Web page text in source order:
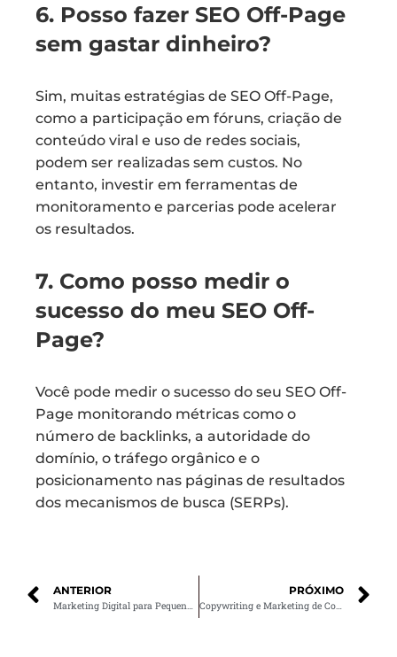
6. Posso fazer SEO Off-Page
sem gastar dinheiro?
Sim, muitas estratégias de SEO Off-Page,
como a participação em fóruns, criação de
conteúdo viral e uso de redes sociais,
podem ser realizadas sem custos. No
entanto, investir em ferramentas de
monitoramento e parcerias pode acelerar
os resultados.
7. Como posso medir o
sucesso do meu SEO Off-
Page?
Você pode medir o sucesso do seu SEO Off-
Page monitorando métricas como o
número de backlinks, a autoridade do
domínio, o tráfego orgânico e o
posicionamento nas páginas de resultados
dos mecanismos de busca (SERPs).
ANTERIOR PRÓXIMO
Copywriting e Marketing de Conteúdo: Qual a Diferença?